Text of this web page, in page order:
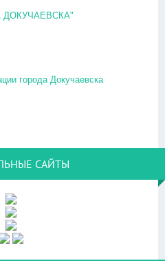
города Докучаевска
САЙТЫ